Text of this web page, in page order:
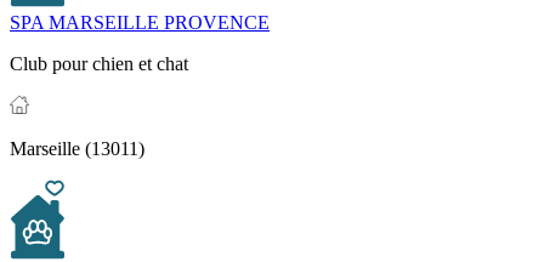
SPA MARSEILLE PROVENCE
Club pour chien et chat
Marseille (13011)